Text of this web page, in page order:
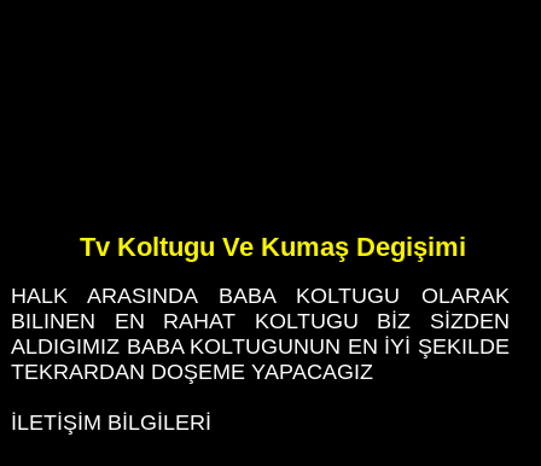
Tv Koltugu Ve Kumaş Degişimi
HALK ARASINDA BABA KOLTUGU OLARAK
BILINEN EN RAHAT KOLTUGU BİZ SİZDEN
ALDIGIMIZ BABA KOLTUGUNUN EN İYİ ŞEKILDE
TEKRARDAN DOŞEME YAPACAGIZ
İLETİŞİM BİLGİLERİ